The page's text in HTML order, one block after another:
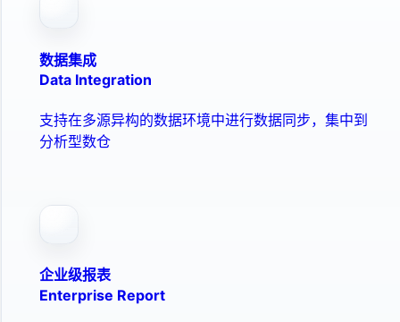
数据集成
Data Integration
支持在多源异构的数据环境中进行数据同步，集中到
分析型数仓
企业级报表
Enterprise Report